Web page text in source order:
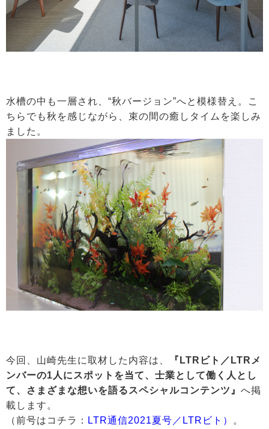
水槽の中も一層され、“秋バージョン”へと模様替え。こ
ちらでも秋を感じながら、束の間の癒しタイムを楽しみ
ました。
今回、山崎先生に取材した内容は、
『LTRビト／LTRメ
ンバーの1人にスポットを当て、士業として働く人とし
て、さまざまな想いを語るスペシャルコンテンツ』 へ掲
載します。
（前号はコチラ：
LTR通信2021夏号／LTRビト）
。